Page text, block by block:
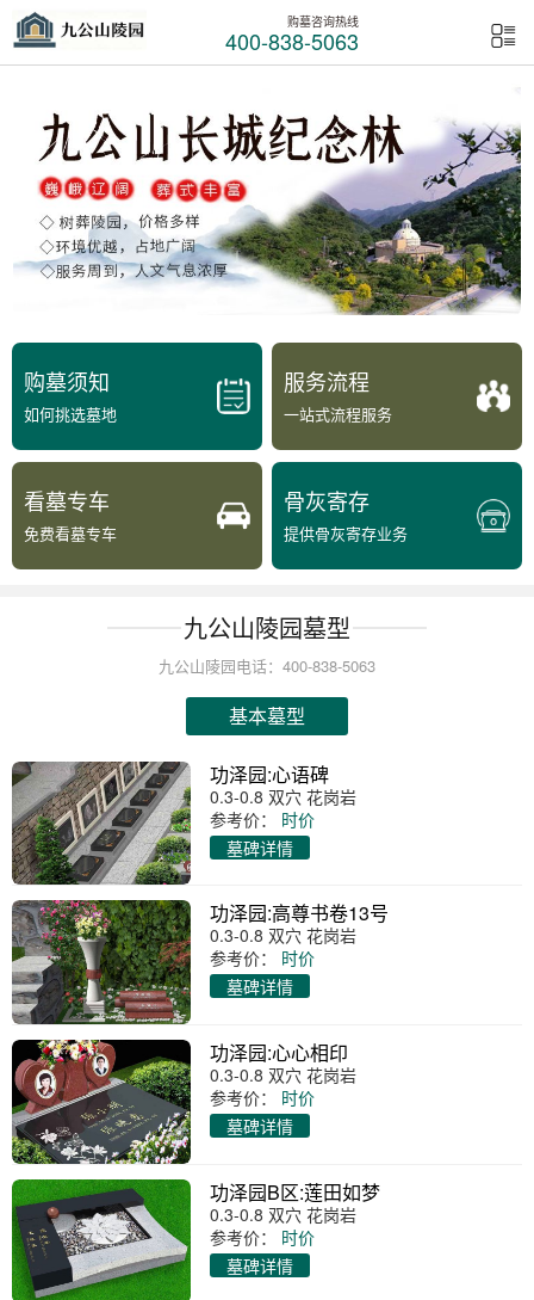
购墓咨询热线
400-838-5063
购墓须知
如何挑选墓地
服务流程
一站式流程服务
看墓专车
免费看墓专车
骨灰寄存
提供骨灰寄存业务
九公山陵园墓型
九公山陵园电话：400-838-5063
基本墓型
功泽园:心语碑
0.3-0.8 双穴 花岗岩
参考价：
时价
墓碑详情
功泽园:高尊书卷13号
0.3-0.8 双穴 花岗岩
参考价：
时价
墓碑详情
功泽园:心心相印
0.3-0.8 双穴 花岗岩
参考价：
时价
墓碑详情
功泽园B区:莲田如梦
0.3-0.8 双穴 花岗岩
参考价：
时价
墓碑详情